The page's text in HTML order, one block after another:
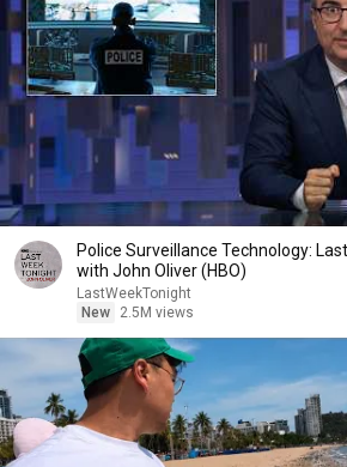
Police Surveillance Technology:
with John Oliver (HBO)
LastWeekTonight
New
2.5M views